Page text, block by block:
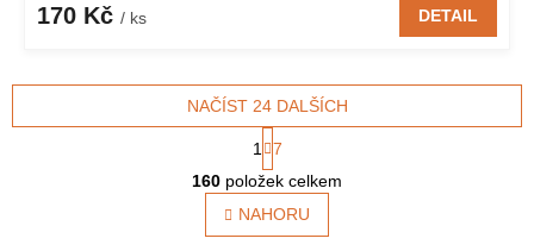
170 Kč / ks DETAIL
O
v
l
á
NAČÍST 24 DALŠÍCH
t
r
á
n
k
1
7
160 položek celkem
NAHORU